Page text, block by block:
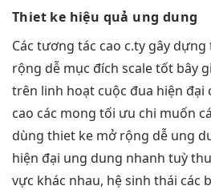
Thiet ke hiệu quả ung dung
Các tương tác cao c.ty gây dựng
rộng dễ mục đích scale tốt bây
trên linh hoạt cuộc đua hiện đại
cao các mong tối ưu chi muốn
dùng thiet ke mở rộng dễ ung
hiện đại ung dung nhanh tuỳ
vực khác nhau, hệ sinh thái các